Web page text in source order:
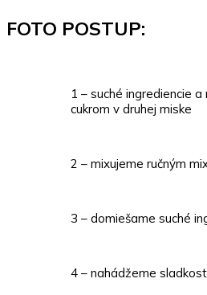
FOTO POSTUP:
1 – suché ingrediencie a
cukrom v druhej miske
2 – mixujeme ručným
3 – domiešame suché
4 – nahádžeme